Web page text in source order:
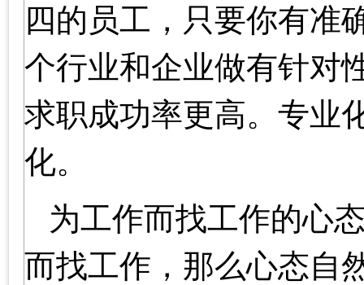
四的员工，只要你有准
个行业和企业做有针对
求职成功率更高。专业
化。
为工作而找工作的心
而找工作，那么心态自